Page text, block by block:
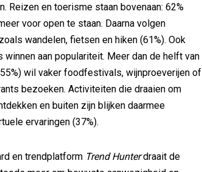
Reizen en toerisme staan bovenaan: 62%
voor open te staan. Daarna volgen
wandelen, fietsen en hiken (61%). Ook
winnen aan populariteit. Meer dan de helft van
wil vaker foodfestivals, wijnproeverijen of
bezoeken. Activiteiten die draaien om
en buiten zijn blijken daarmee
ervaringen (37%).
en trendplatform Trend Hunterdraait de